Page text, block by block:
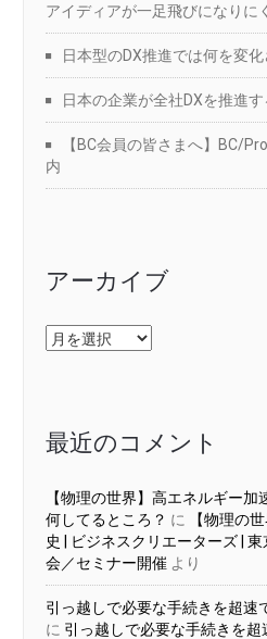
アイディアが一足飛びになりに
日本型のDX推進では何を変化
日本の企業が全社DXを推進
【BC会員の皆さまへ】BC/
内
アーカイブ
ア
ー
最近のコメント
【物理の世界】高エネルギー加
何してるところ？ に
【物理の
史 | ビジネスクリエーターズ |
会／セミナー開催 より
引っ越しで必要な手続きを超速
に 引っ越しで必要な手続きを超